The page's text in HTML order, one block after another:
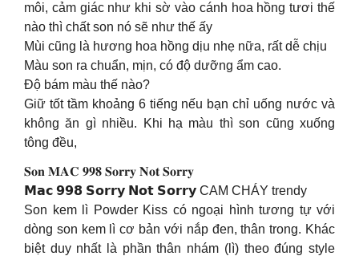
môi, cảm giác như khi sờ vào cánh hoa hồng tươi thế
nào thì chất son nó sẽ như thế ấy
Mùi cũng là hương hoa hồng dịu nhẹ nữa, rất dễ chịu
Màu son ra chuẩn, mịn, có độ dưỡng ẩm cao.
Độ bám màu thế nào?
Giữ tốt tầm khoảng 6 tiếng nếu bạn chỉ uống nước và
không ăn gì nhiều. Khi hạ màu thì son cũng xuống
tông đều,
𝐒𝐨𝐧 𝐌𝐀𝐂 𝟗𝟗𝟖 𝐒𝐨𝐫𝐫𝐲 𝐍𝐨𝐭 𝐒𝐨𝐫𝐫𝐲
𝗠𝗮𝗰 𝟵𝟵𝟴 𝗦𝗼𝗿𝗿𝘆 𝗡𝗼𝘁 𝗦𝗼𝗿𝗿𝘆 CAM CHÁY trendy
Son kem lì Powder Kiss có ngoại hình tương tự với
dòng son kem lì cơ bản với nắp đen, thân trong. Khác
biệt duy nhất là phần thân nhám (lì) theo đúng style